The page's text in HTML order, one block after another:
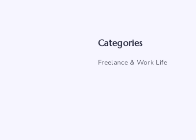
Categories
Freelance & Work Life